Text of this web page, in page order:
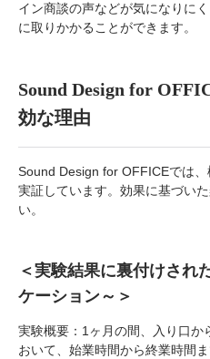
イン商談の声などが気になりに
に取りかかることができます。
Sound Design for
効な理由
Sound Design for OFFICEでは
実証しています。効果に基づい
い。
＜実験結果に裏付けされ
ケーション～＞
実験概要：1ヶ月の間、入り口か
おいて、始業時間から終業時間